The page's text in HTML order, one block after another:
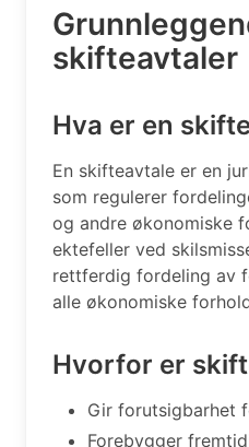
skifteavtaler
Hva er en
En skifteavtale er en
som regulerer
og andre økonomiske
ektefeller ved
rettferdig fordeling av
alle økonomiske
Hvorfor er
Gir forutsigbarhet
Forebygger